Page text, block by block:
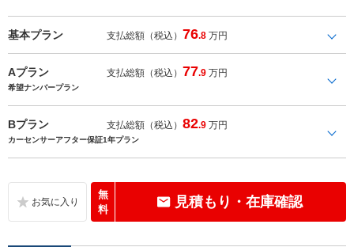
基本プラン 支払総額（税込） 76.8 万円
Aプラン 支払総額（税込） 77.9 万円
希望ナンバープラン
Bプラン 支払総額（税込）82.9 万円
カーセンサーアフター保証1年プラン
無
料
見積もり・在庫確認